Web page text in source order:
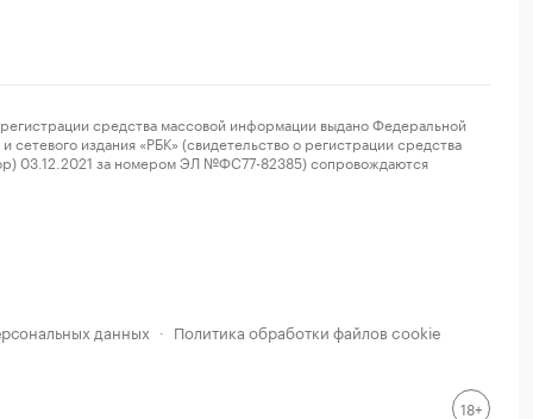
средства массовой информации выдано Федеральной
издания «РБК» (свидетельство о регистрации средства
03.12.2021 за номером ЭЛ №ФС77-82385) сопровождаются
данных · Политика обработки файлов cookie
18+